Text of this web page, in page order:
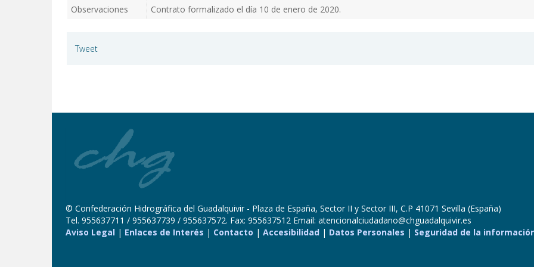
Observaciones Contrato formalizado el día 10 de enero de 2020.
Tweet
© Confederación Hidrográfica del Guadalquivir - Plaza de España, Sector II y Sector III, C.P 41071 Sevilla (España)
Tel. 955637711 / 955637739 / 955637572. Fax: 955637512 Email: atencionalciudadano@chguadalquivir.es
Aviso Legal | Enlaces de Interés | Contacto |Accesibilidad | Datos Personales | Seguridad de la